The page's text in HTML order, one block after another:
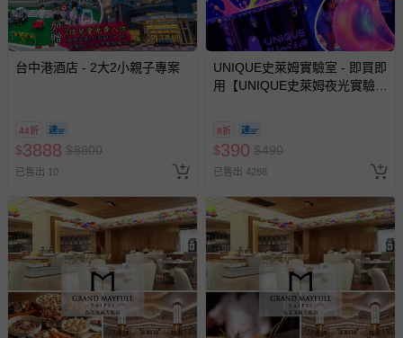
-接觸性孕哺產品（奶嘴、奶瓶、擠乳器、哺乳衣、托腹
帶束縛衣、餐搖椅等）。
-其他原廠盒裝商品封口處已貼上「不可拆封」，或具警
示字句等說明貼紙、封條者。
國際航空、客運、訂房等服務。
相關的退換貨辦理流程，可詳見： 退換貨 & 退款問題
其他常見問題：
運送服務：目前提供的運送僅限台灣本島。如您位於離島地
區，可能會無法配送，或須依據商品需加收離島運費。廠商
亦保留出貨與否的權利。離島、偏遠地區、樓層親送等加價
費用，可能會另需加收。
商品實際的配達日期，可於訂單個人資料內的查詢訂單內，
已出貨通知之訊息為主。
台中港酒店 - 2大2小親子專案
44折
$3888 $8800
已售出 10
UNIQUE史萊姆實驗室 - 即買即
用【UNIQUE史萊姆夜光實驗室
8/30 (電子票券，於展期現場憑
訂單編號兌換，逾期作廢) (大
人小孩均一價(3歲以上需購票))
8折
$390 $490
已售出 4288